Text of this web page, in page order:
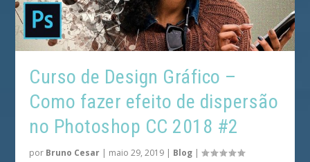
Curso de Design Gráfico –
Como fazer efeito de dispersão
no Photoshop CC 2018 #2
por Bruno Cesar | maio 29, 2019 | Blog |